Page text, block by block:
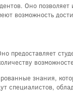
Оно
возможность
предоставляет
знания,
специалистов,